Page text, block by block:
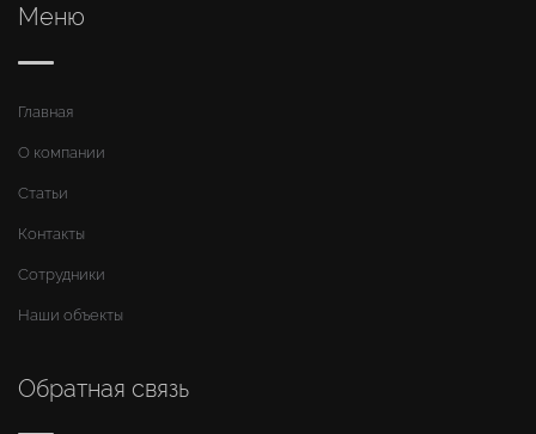
Меню
Главная
О компании
Статьи
Контакты
Сотрудники
Наши объекты
Обратная связь